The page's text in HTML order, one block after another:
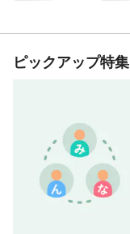
ピックアップ特集